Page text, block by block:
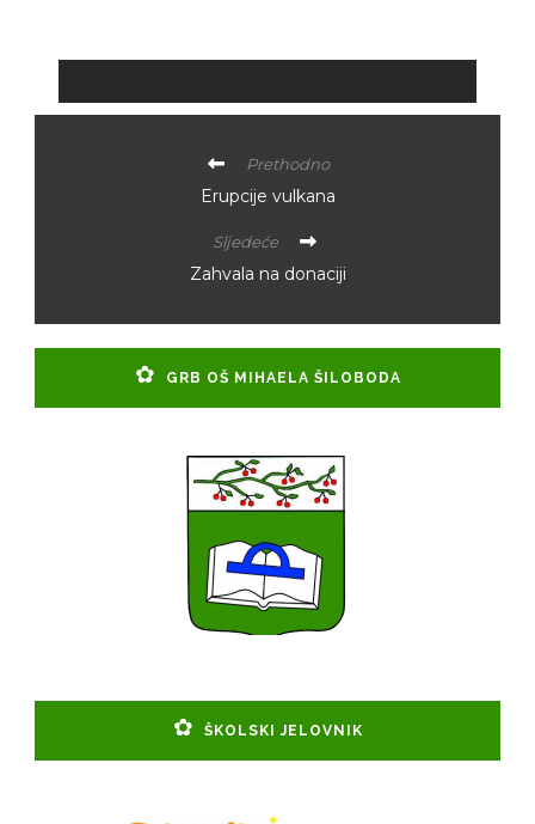
Prethodno
Erupcije vulkana
Sljedeće
Zahvala na donaciji
GRB OŠ MIHAELA ŠILOBODA
ŠKOLSKI JELOVNIK